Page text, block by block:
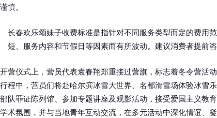
谨慎。
长春欢乐颂妹子收费标准是指针对不同服务类型而定的费用
短、服务内容和节假日等因素而有所波动。建议消费者提前
开营仪式上，营员代表袁春翔郑重接过营旗，标志着冬令营活
行程中，营员们将赴哈尔滨冰雪大世界、名都滑雪场体验冰雪
部队罪证陈列馆、参加专题讲座及观影活动，接受爱国主义教
学术氛围，并与当地青年互动交流，在多元活动中深化情谊、